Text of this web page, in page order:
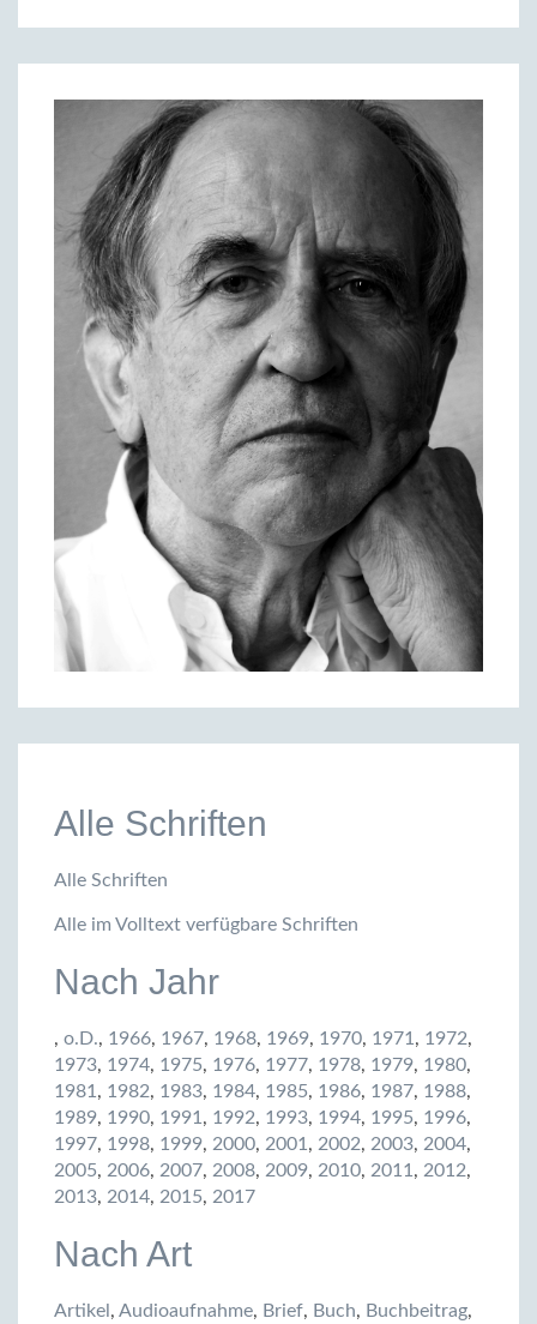
Alle Schriften
Alle Schriften
Alle im Volltext verfügbare Schriften
Nach Jahr
, o.D., 1966, 1967, 1968, 1969, 1970, 1971, 1972,
1973, 1974, 1975, 1976, 1977, 1978, 1979, 1980,
1981, 1982, 1983, 1984, 1985, 1986, 1987, 1988,
1989, 1990, 1991, 1992, 1993, 1994, 1995, 1996,
1997, 1998, 1999, 2000, 2001, 2002, 2003, 2004,
2005, 2006, 2007, 2008, 2009, 2010, 2011, 2012,
2013, 2014, 2015, 2017
Nach Art
Artikel , Audioaufnahme, Brief, Buch, Buchbeitrag,